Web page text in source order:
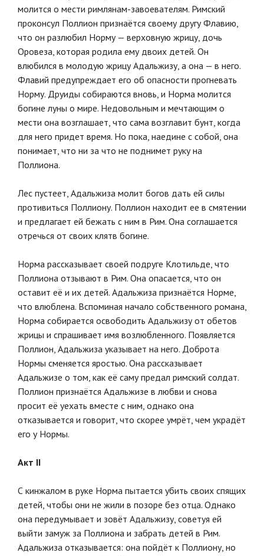
молится о мести римлянам-завоевателям. Римский
проконсул Поллион признаётся своему другу Флавию,
что он разлюбил Норму — верховную жрицу, дочь
Оровеза, которая родила ему двоих детей. Он
влюбился в молодую жрицу Адальжизу, а она — в него.
Флавий предупреждает его об опасности прогневать
Норму. Друиды собираются вновь, и Норма молится
богине луны о мире. Недовольным и мечтающим о
мести она возглашает, что сама возглавит бунт, когда
для него придет время. Но пока, наедине с собой, она
понимает, что ни за что не поднимет руку на
Поллиона.
Лес пустеет, Адальжиза молит богов дать ей силы
противиться Поллиону. Поллион находит ее в смятении
и предлагает ей бежать с ним в Рим. Она соглашается
отречься от своих клятв богине.
Норма рассказывает своей подруге Клотильде, что
Поллиона отзывают в Рим. Она опасается, что он
оставит её и их детей. Адальжиза признаётся Норме,
что влюблена. Вспоминая начало собственного романа,
Норма собирается освободить Адальжизу от обетов
жрицы и спрашивает имя возлюбленного. Появляется
Поллион, Адальжиза указывает на него. Доброта
Нормы сменяется яростью. Она рассказывает
Адальжизе о том, как её саму предал римский солдат.
Поллион признаётся Адальжизе в любви и снова
просит её уехать вместе с ним, однако она
отказывается и говорит, что скорее умрёт, чем украдёт
его у Нормы.
Акт II
С кинжалом в руке Норма пытается убить своих спящих
детей, чтобы они не жили в позоре без отца. Однако
она передумывает и зовёт Адальжизу, советуя ей
выйти замуж за Поллиона и забрать детей в Рим.
Адальжиза отказывается: она пойдёт к Поллиону, но